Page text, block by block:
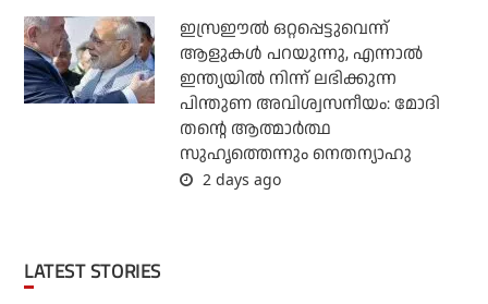
ഇസ്രഈല്‍ ഒറ്റപ്പെട്ടുവെന്ന്
ആളുകള്‍ പറയുന്നു, എന്നാല്‍
ഇന്ത്യയില്‍ നിന്ന് ലഭിക്കുന്ന
പിന്തുണ അവിശ്വസനീയം: മോദി
തന്റെ ആത്മാര്‍ത്ഥ
സുഹൃത്തെന്നും നെതന്യാഹു
2 days ago
LATEST STORIES